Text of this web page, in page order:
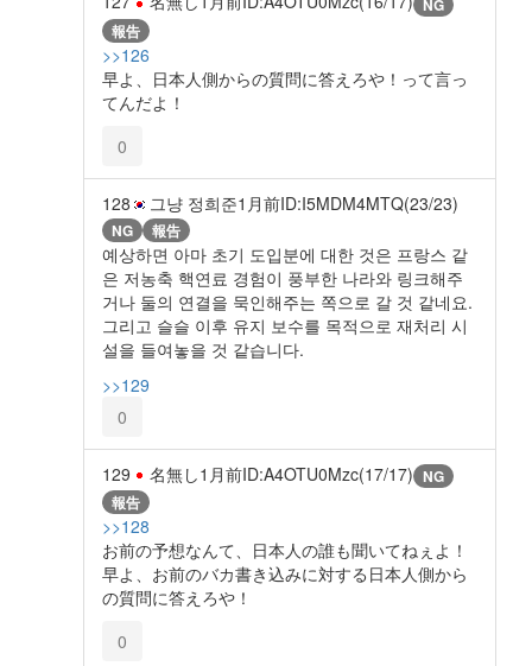
報告
>>126
早よ、日本人側からの質問に答えろや！って言っ
てんだよ！
0
128 그냥 정희준1月前ID:I5MDM4MTQ(23/23)
NG 報告
예상하면 아마 초기 도입분에 대한 것은 프랑스 같
은 저농축 핵연료 경험이 풍부한 나라와 링크해주
거나 둘의 연결을 묵인해주는 쪽으로 갈 것 같네요.
그리고 슬슬 이후 유지 보수를 목적으로 재처리 시
설을 들여놓을 것 같습니다.
>>129
0
129 名無し1月前ID:A4OTU0Mzc(17/17) NG
報告
>>128
お前の予想なんて、日本人の誰も聞いてねぇよ！
早よ、お前のバカ書き込みに対する日本人側から
の質問に答えろや！
0